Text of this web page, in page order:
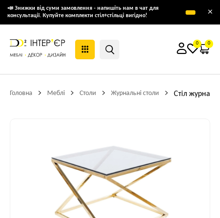
📣 Знижки від суми замовлення - напишіть нам в чат для
консультації. Купуйте комплекти стіл+стільці вигідно!
×
0 0
Головна Меблі Столи Журнальні столи Стіл